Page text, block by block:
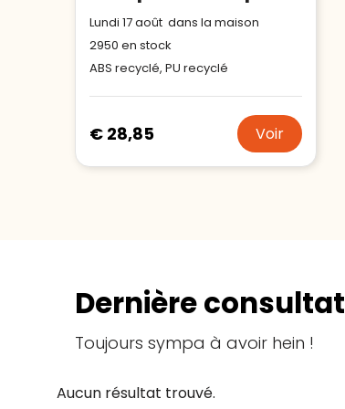
Lundi 17 août dans la maison
2950 en stock
ABS recyclé, PU recyclé
€ 28,85 Voir
Dernière
Toujours sympa à avoir hein !
Aucun résultat trouvé.